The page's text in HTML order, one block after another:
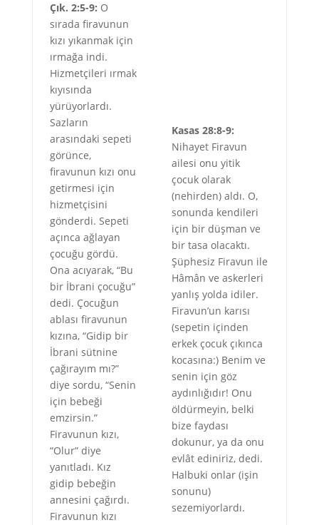
Çık. 2:5-9: O
sırada firavunun
kızı yıkanmak için
ırmağa indi.
Hizmetçileri ırmak
kıyısında
yürüyorlardı.
Sazların
arasındaki sepeti
görünce,
firavunun kızı onu
getirmesi için
hizmetçisini
gönderdi. Sepeti
açınca ağlayan
çocuğu gördü.
Ona acıyarak, “Bu
bir İbrani çocuğu”
dedi. Çocuğun
ablası firavunun
kızına, “Gidip bir
İbrani sütnine
çağırayım mı?”
diye sordu, “Senin
için bebeği
emzirsin.”
Firavunun kızı,
“Olur” diye
yanıtladı. Kız
gidip bebeğin
annesini çağırdı.
Firavunun kızı
Kasas 28:8-9:
Nihayet Firavun
ailesi onu yitik
çocuk olarak
(nehirden) aldı. O,
sonunda kendileri
için bir düşman ve
bir tasa olacaktı.
Şüphesiz Firavun ile
Hâmân ve askerleri
yanlış yolda idiler.
Firavun’un karısı
(sepetin içinden
erkek çocuk çıkınca
kocasına:) Benim ve
senin için göz
aydınlığıdır! Onu
öldürmeyin, belki
bize faydası
dokunur, ya da onu
evlât ediniriz, dedi.
Halbuki onlar (işin
sonunu)
sezemiyorlardı.